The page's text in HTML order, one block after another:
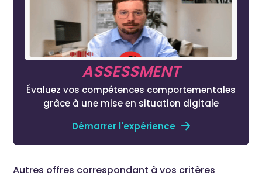
ASSESSMENT
Évaluez vos compétences comportementales
grâce à une mise en situation digitale
Démarrer l'expérience
Autres offres correspondant à vos critères